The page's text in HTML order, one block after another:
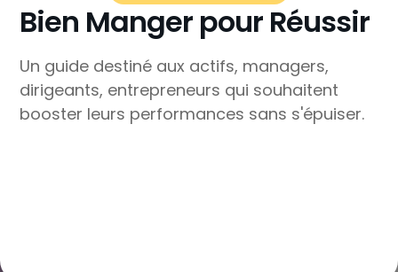
Bien Manger pour Réussir
Un guide destiné aux actifs, managers,
dirigeants, entrepreneurs qui souhaitent
booster leurs performances sans s'épuiser.